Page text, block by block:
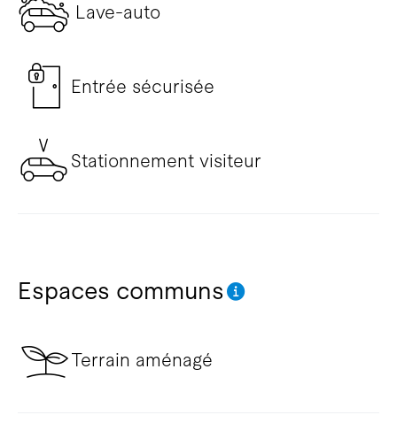
Lave-auto
Entrée sécurisée
Stationnement visiteur
Espaces communs
Terrain aménagé